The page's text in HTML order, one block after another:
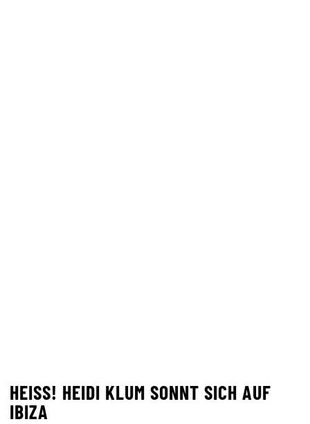
HEISS! HEIDI KLUM SONNT SICH AUF I
BIZA